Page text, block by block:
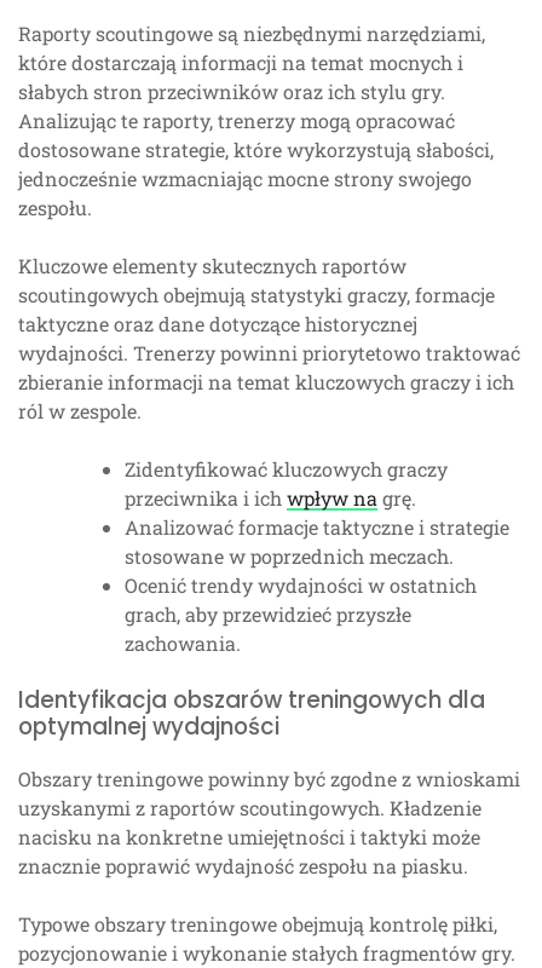
Raporty scoutingowe są niezbędnymi narzędziami,
które dostarczają informacji na temat mocnych i
słabych stron przeciwników oraz ich stylu gry.
Analizując te raporty, trenerzy mogą opracować
dostosowane strategie, które wykorzystują słabości,
jednocześnie wzmacniając mocne strony swojego
zespołu.
Kluczowe elementy skutecznych raportów
scoutingowych obejmują statystyki graczy, formacje
taktyczne oraz dane dotyczące historycznej
wydajności. Trenerzy powinni priorytetowo traktować
zbieranie informacji na temat kluczowych graczy i ich
ról w zespole.
Zidentyfikować kluczowych graczy
przeciwnika i ichwpływ nagrę.
Analizować formacje taktyczne i strategie
stosowane w poprzednich meczach.
Ocenić trendy wydajności w ostatnich
grach, aby przewidzieć przyszłe
zachowania.
Identyfikacja obszarów treningowych dla
optymalnej wydajności
Obszary treningowe powinny być zgodne z wnioskami
uzyskanymi z raportów scoutingowych. Kładzenie
nacisku na konkretne umiejętności i taktyki może
znacznie poprawić wydajność zespołu na piasku.
Typowe obszary treningowe obejmują kontrolę piłki,
pozycjonowanie i wykonanie stałych fragmentów gry.